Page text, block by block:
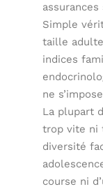
Simple
taille
indices
ne
La plupart
trop vite ni
diversité
course ni